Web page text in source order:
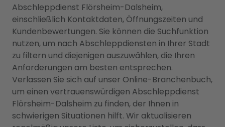
Abschleppdienst Flörsheim-Dalsheim,
einschließlich Kontaktdaten, Öffnungszeiten und
Kundenbewertungen. Sie können die Suchfunktion
nutzen, um nach Abschleppdiensten in Ihrer Stadt
zu filtern und diejenigen auszuwählen, die Ihren
Anforderungen am besten entsprechen.
Verlassen Sie sich auf unser Online-Branchenbuch,
um einen vertrauenswürdigen Abschleppdienst
Flörsheim-Dalsheim zu finden, der Ihnen in
schwierigen Situationen hilft. Wir aktualisieren